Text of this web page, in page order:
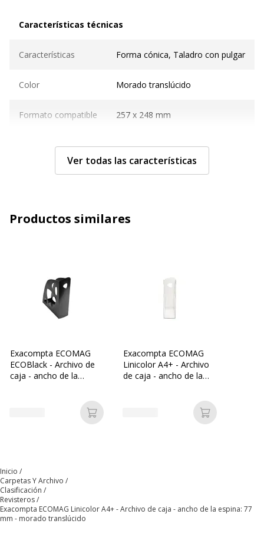
Características técnicas
Características Forma cónica, Taladro con pulgar
Color Morado translúcido
Formato compatible 257 x 248 mm
Anchura de columna 77 mm
Transparente Sí
Cantidad incluida
Datos de identificación
Datos de identificación
Dimensiones y peso
Dimensiones y peso
Altura 257 mm
Ver todas las características
Productos similares
Exacompta ECOMAG
ECOBlack - Archivo de
caja - ancho de la
Añadir a la cesta
Exacompta ECOMAG
Linicolor A4+ - Archivo
de caja - ancho de la
Añadir a la
Inicio
Carpetas Y Archivo
Clasificación
Revisteros
Exacompta ECOMAG Linicolor A4+ - Archivo de caja - ancho de la espina: 77
mm - morado translúcido